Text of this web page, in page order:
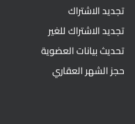
تجديد الاشتراك
تجديد الاشتراك للغير
تحديث بيانات العضوية
حجز الشهر العقاري